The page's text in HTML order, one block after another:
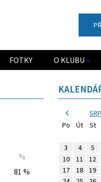
FOTKY O KLUBU
%
81 %
Po
Út St
3
4 5
10
11 12
17
18 19